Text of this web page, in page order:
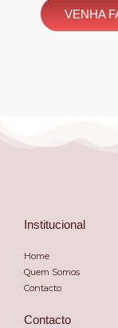
VENHA
Institucional
Home
Quem Somos
Contacto
Contacto